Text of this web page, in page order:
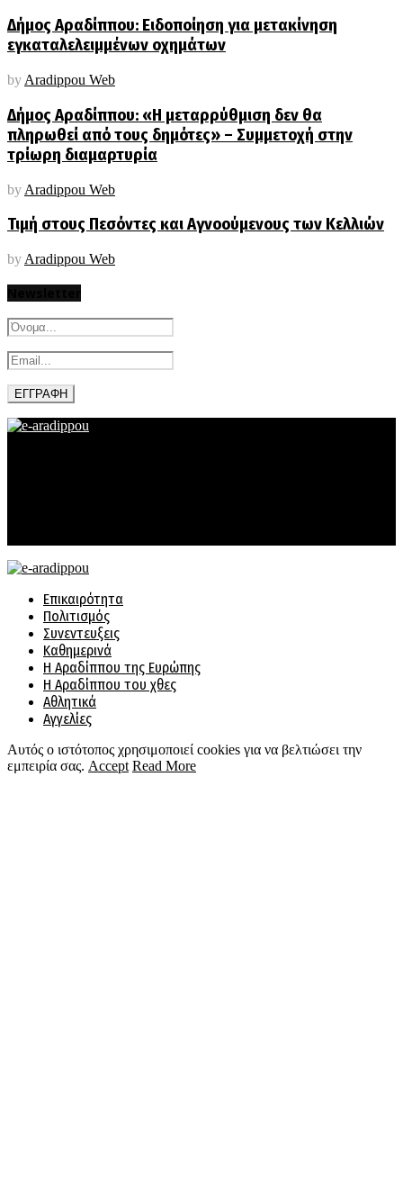
Δήμος Αραδίππου: Ειδοποίηση για μετακίνηση
εγκαταλελειμμένων οχημάτων
by Aradippou Web
Δήμος Αραδίππου: «Η μεταρρύθμιση δεν θα
πληρωθεί από τους δημότες» – Συμμετοχή στην
τρίωρη διαμαρτυρία
by Aradippou Web
Τιμή στους Πεσόντες και Αγνοούμενους των Κελλιών
by Aradippou Web
Επικαιρότητα
Πολιτισμός
Συνεντευξεις
Καθημερινά
Η Αραδίππου της Ευρώπης
Η Αραδίππου του χθες
Αθλητικά
Αγγελίες
Αυτός ο ιστότοπος χρησιμοποιεί cookies για να βελτιώσει την
εμπειρία σας. Accept Read More